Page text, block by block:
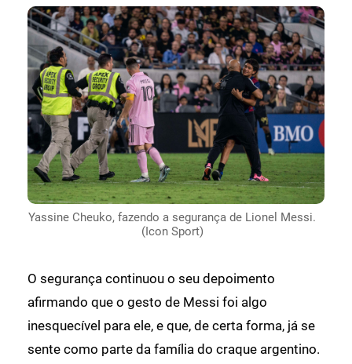
Yassine Cheuko, fazendo a segurança de Lionel Messi.
(Icon Sport)
O segurança continuou o seu depoimento
afirmando que o gesto de Messi foi algo
inesquecível para ele, e que, de certa forma, já se
sente como parte da família do craque argentino.